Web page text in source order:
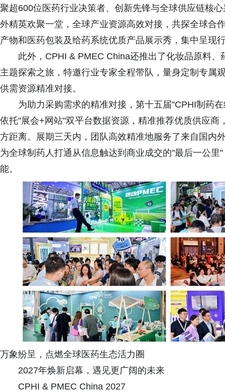
聚超600位医药行业决策者、创新先锋与全球供应链核
外精英欢聚一堂，全球产业资源高效对接，共探全球合
产物和医药包装及给药系统优质产品展示秀，集中呈现
此外，CPHI & PMEC China还推出了化妆品原料
主题探索之旅，特邀行业专家全程带队，量身定制专属
供需资源精准对接。
为助力采购需求的精准对接，第十五届"CPHI制药
依托"展会+网站"双平台数据资源，精准推荐优质供应
方距离。展期三天内，团队高效精准地服务了来自国内
为全球制药人打通从信息触达到商业成交的"最后一公
能。
万象纷呈，点燃全球医药生态活力圈
2027年焕新启幕，遇见更广阔的未来
CPHI & PMEC China 2027